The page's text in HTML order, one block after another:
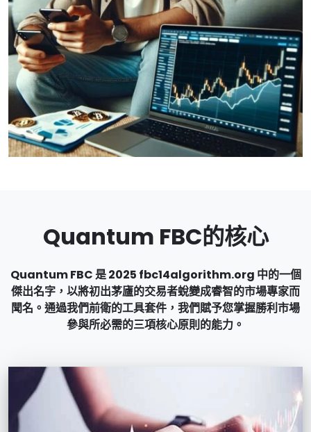
Quantum FBC的核心
Quantum FBC 是 2025 fbc14algorithm.org 中的一個
傑出名字，以將初出茅廬的交易者蛻變成睿智的市場專家而
聞名。通過我們前衛的工具套件，我們賦予您掌握勝利市場
參與所必需的三項核心原則的能力。